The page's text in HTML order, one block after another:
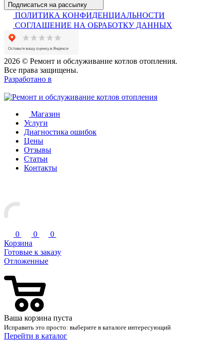
Подписаться на рассылку
ПОЛИТИКА КОНФИДЕНЦИАЛЬНОСТИ
СОГЛАШЕНИЕ НА ОБРАБОТКУ ДАННЫХ
2026 © Ремонт и обслуживание котлов отопления.
Все права защищены.
Разработано в
Магазин
Услуги
Диагностика ошибок
Цены
Отзывы
Статьи
Контакты
0 0
0
Корзина
Готовые к заказу
Отложенные
Ваша корзина пуста
Исправить это просто: выберите в каталоге интересующий
Перейти в каталог